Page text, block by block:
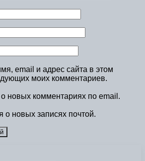
email и адрес сайта в этом
моих комментариев.
новых комментариях по email.
о новых записях почтой.